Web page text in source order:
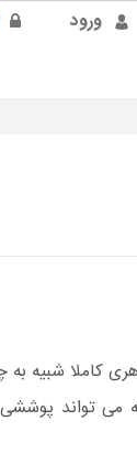
ورود
کاملا شبیه
می تواند